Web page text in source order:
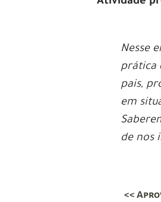
Nesse
prática
pais,
em
de nos
<<